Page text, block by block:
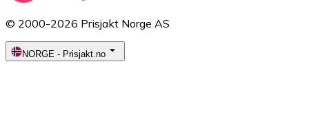
© 2000-2026 Prisjakt Norge AS
NORGE - Prisjakt.no